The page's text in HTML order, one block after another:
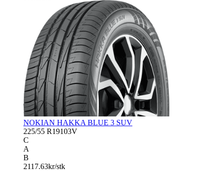
NOKIAN HAKKA BLUE 3 SUV
225/55 R19103V
C
A
B
2117.63kr/stk